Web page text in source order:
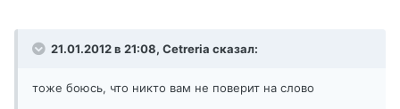
21.01.2012 в 21:08, Cetreria сказал:
тоже боюсь, что никто вам не поверит на слово